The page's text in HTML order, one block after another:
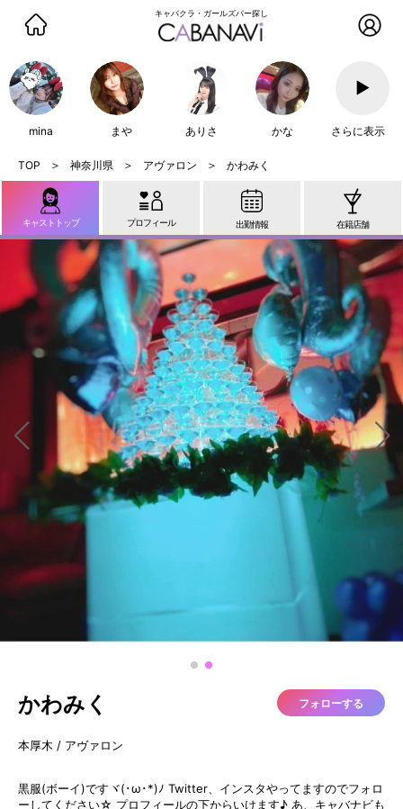
キャバクラ・ガールズバー探し
mina まや ありさ かな
▶
さらに表示
神奈川県 アヴァロン かわみく
かわみく フォローする
本厚木 / アヴァロン
黒服(ボーイ)ですヾ(･ω･*)ﾉ Twitter、インスタやってますのでフォロ
ーしてください☆ プロフィールの下からいけます♪ あ、キャバナビも
キャストトップ プロフィール 出勤情報 在籍店舗